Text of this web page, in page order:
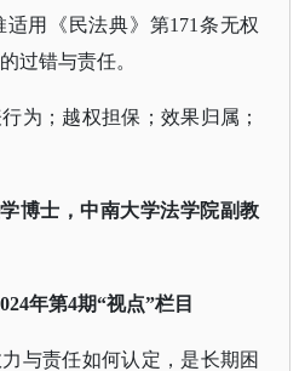
用《民法典》第171条无权
过错与责任。
为；越权担保；效果归属；
博士，中南大学法学院副教
年第4期“视点”栏目
与责任如何认定，是长期困